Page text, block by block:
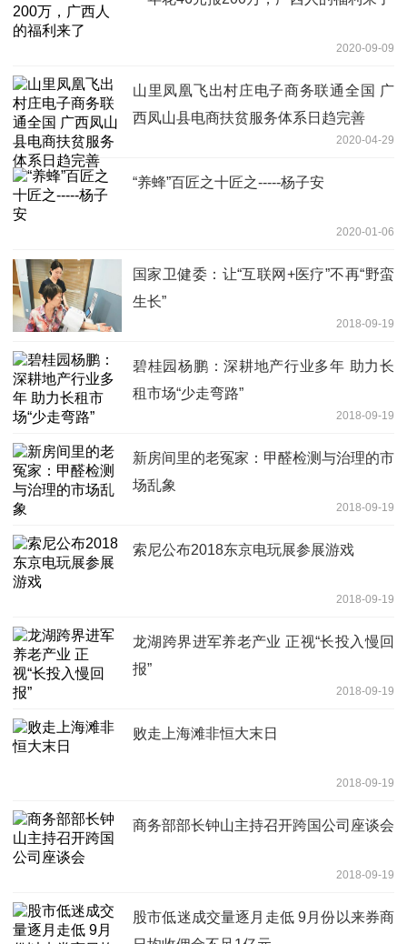
2020-09-09
山里凤凰飞出村庄电子商务联通全国 广
西凤山县电商扶贫服务体系日趋完善
2020-04-29
“养蜂”百匠之十匠之-----杨子安
2020-01-06
国家卫健委：让“互联网+医疗”不再“野蛮
生长”
2018-09-19
碧桂园杨鹏：深耕地产行业多年 助力长
租市场“少走弯路”
2018-09-19
新房间里的老冤家：甲醛检测与治理的市
场乱象
2018-09-19
索尼公布2018东京电玩展参展游戏
2018-09-19
龙湖跨界进军养老产业 正视“长投入慢回
报”
2018-09-19
败走上海滩非恒大末日
2018-09-19
商务部部长钟山主持召开跨国公司座谈会
2018-09-19
股市低迷成交量逐月走低 9月份以来券商